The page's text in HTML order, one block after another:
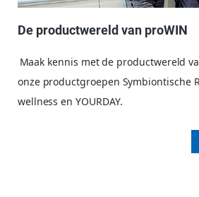
De productwereld van proWIN
Maak kennis met de productwereld
onze productgroepen Symbiontische
wellness en YOURDAY.